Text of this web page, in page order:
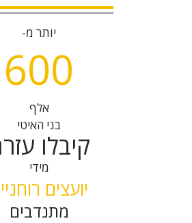
יותר מ-
600
אלף
בני האיטי
קיבלו
מידי
יועצים
מתנדבים